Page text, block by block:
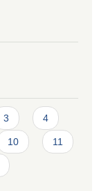
3 4
10 11